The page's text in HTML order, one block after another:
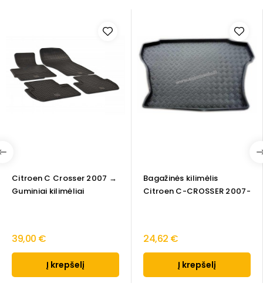
Citroen C Crosser 2007 →
Guminiai kilimėliai
39,00 €
Į krepšelį
Bagažinės kilimėlis
Citroen C-CROSSER 2007-
24,62 €
Į krepšelį